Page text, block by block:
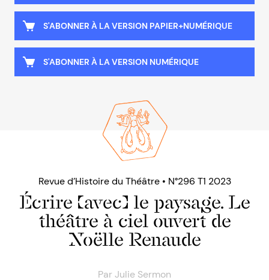
S'ABONNER À LA VERSION PAPIER+NUMÉRIQUE
S'ABONNER À LA VERSION NUMÉRIQUE
Revue d’Histoire du Théâtre • N°296 T1 2023
Écrire (avec) le paysage. Le
théâtre à ciel ouvert de
Noëlle Renaude
ParJulie Sermon